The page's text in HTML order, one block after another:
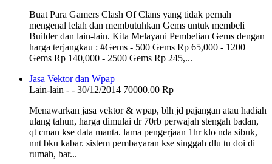
Buat Para Gamers Clash Of Clans yang tidak pernah
mengenal lelah dan membutuhkan Gems untuk membeli
Builder dan lain-lain. Kita Melayani Pembelian Gems dengan
harga terjangkau : ‪#‎Gems‬ - 500 Gems Rp 65,000 - 1200
Gems Rp 140,000 - 2500 Gems Rp 245,...
Jasa Vektor dan Wpap
Lain-lain - - 30/12/2014 70000.00 Rp
Menawarkan jasa vektor & wpap, blh jd pajangan atau hadiah
ulang tahun, harga dimulai dr 70rb perwajah stengah badan,
qt cman kse data manta. lama pengerjaan 1hr klo nda sibuk,
nnt bku kabar. sistem pembayaran kse singgah dlu tu doi di
rumah, bar...